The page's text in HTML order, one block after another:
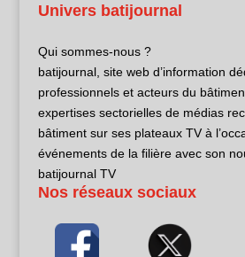
Univers batijournal
Qui sommes-nous ?
batijournal, site web d’information
professionnels et acteurs du
expertises sectorielles de médias
bâtiment sur ses plateaux TV à
événements de la filière avec son
batijournal TV
Nos réseaux sociaux